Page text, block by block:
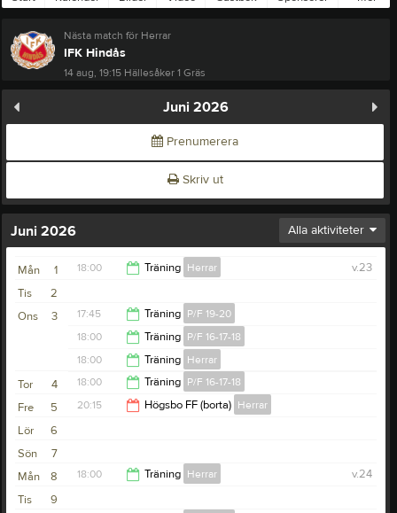
Nästa match för Herrar
IFK Hindås
14 aug, 19:15 Hällesåker 1 Gräs
Juni 2026
Prenumerera
Skriv ut
Juni 2026 Alla aktiviteter
1
Mån v.23
18:00 Träning Herrar
19:30
2
Tis
3
Ons 17:45 Träning P/F 19-20
18:30
18:00 Träning P/F 16-17-18
19:00
18:00 Träning Herrar
19:30
4
Tor 18:00 Träning P/F 16-17-18
5
Fre 20:15 Högsbo FF (borta) Herrar
6
Lör
7
Sön
8
Mån v.24
18:00 Träning Herrar
9
Tis